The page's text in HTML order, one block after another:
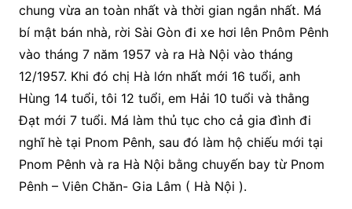
chung vừa an toàn nhất và thời gian ngắn nhất. Má
bí mật bán nhà, rời Sài Gòn đi xe hơi lên Pnôm Pênh
vào tháng 7 năm 1957 và ra Hà Nội vào tháng
12/1957. Khi đó chị Hà lớn nhất mới 16 tuổi, anh
Hùng 14 tuổi, tôi 12 tuổi, em Hải 10 tuổi và thằng
Đạt mới 7 tuổi. Má làm thủ tục cho cả gia đình đi
nghĩ hè tại Pnom Pênh, sau đó làm hộ chiếu mới tại
Pnom Pênh và ra Hà Nội bằng chuyến bay từ Pnom
Pênh – Viên Chăn- Gia Lâm ( Hà Nội ).